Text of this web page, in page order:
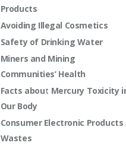
Products
Avoiding Illegal Cosmetics
Safety of Drinking Water
Miners and Mining
Communities’ Health
Facts about Mercury Toxicity
Our Body
Consumer Electronic Products
Wastes